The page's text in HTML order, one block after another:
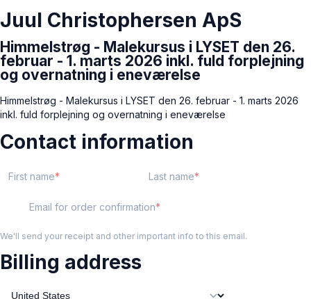
Juul Christophersen ApS
Himmelstrøg - Malekursus i LYSET den 26.
februar - 1. marts 2026 inkl. fuld forplejning
og overnatning i eneværelse
Himmelstrøg - Malekursus i LYSET den 26. februar - 1. marts 2026
inkl. fuld forplejning og overnatning i eneværelse
Contact information
First name Last name
Email for order confirmation
We'll send your receipt and other important info to this email.
Billing address